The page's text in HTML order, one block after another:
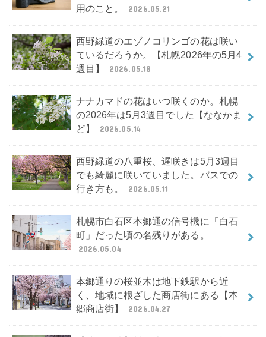
用のこと。
2026.05.21
西野緑道のエゾノコリンゴの花は咲い
ているだろうか。【札幌2026年の5月4
週目】
2026.05.18
ナナカマドの花はいつ咲くのか。札幌
の2026年は5月3週目でした【ななかま
ど】
2026.05.14
西野緑道の八重桜、遅咲きは5月3週目
でも綺麗に咲いていました。バスでの
行き方も。
2026.05.11
札幌市白石区本郷通の信号機に「白石
町」だった頃の名残りがある。
2026.05.04
本郷通りの桜並木は地下鉄駅から近
く、地域に根ざした商店街にある【本
郷商店街】
2026.04.27